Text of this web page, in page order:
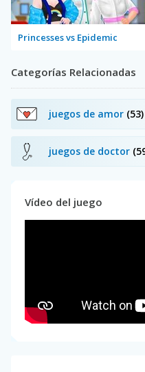
Princesses vs Epidemic
Categorías Relacionadas
juegos de amor (53)
juegos de doctor
Vídeo del juego